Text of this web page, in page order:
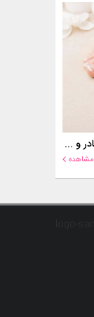
کاشت ناخن در بارداری؛ آیا انجام آن برای مادر و جنین خطر دارد؟
مشاهده